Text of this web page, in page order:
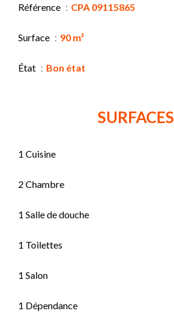
Référence CPA 09115865
Surface 90 m²
État Bon état
SURFACES
1 Cuisine
2 Chambre
1 Salle de douche
1 Toilettes
1 Salon
1 Dépendance